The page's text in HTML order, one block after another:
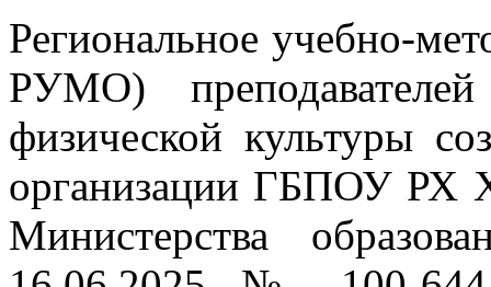
Региональное учебно-
РУМО)
физической культуры
организации ГБПОУ РХ
Министерства